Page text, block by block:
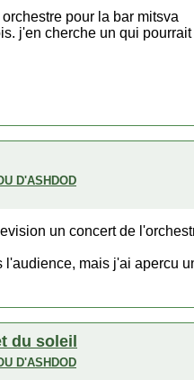
pour la bar mitsva
j'en cherche un qui
D'ASHDOD
un concert de
mais j'ai apercu
du soleil
D'ASHDOD